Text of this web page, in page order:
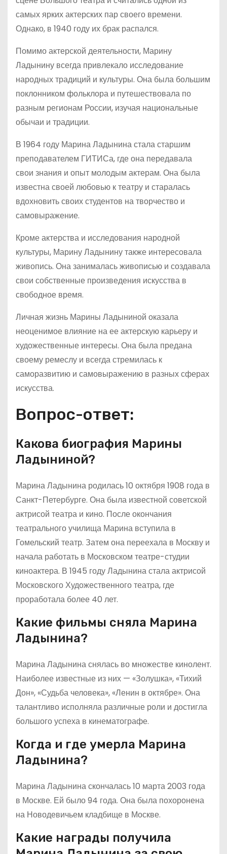
самых ярких актерских пар своего времени.
Однако, в 1940 году их брак распался.
Помимо актерской деятельности, Марину
Ладынину всегда привлекало исследование
народных традиций и культуры. Она была большим
поклонником фольклора и путешествовала по
разным регионам России, изучая национальные
обычаи и традиции.
В 1964 году Марина Ладынина стала старшим
преподавателем ГИТИСа, где она передавала
свои знания и опыт молодым актерам. Она была
известна своей любовью к театру и старалась
вдохновить своих студентов на творчество и
самовыражение.
Кроме актерства и исследования народной
культуры, Марину Ладынину также интересовала
живопись. Она занималась живописью и создавала
свои собственные произведения искусства в
свободное время.
Личная жизнь Марины Ладыниной оказала
неоценимое влияние на ее актерскую карьеру и
художественные интересы. Она была предана
своему ремеслу и всегда стремилась к
саморазвитию и самовыражению в разных сферах
искусства.
Вопрос-ответ:
Какова биография Марины
Ладыниной?
Марина Ладынина родилась 10 октября 1908 года в
Санкт-Петербурге. Она была известной советской
актрисой театра и кино. После окончания
театрального училища Марина вступила в
Гомельский театр. Затем она переехала в Москву и
начала работать в Московском театре-студии
киноактера. В 1945 году Ладынина стала актрисой
Московского Художественного театра, где
проработала более 40 лет.
Какие фильмы сняла Марина
Ладынина?
Марина Ладынина снялась во множестве кинолент.
Наиболее известные из них — «Золушка», «Тихий
Дон», «Судьба человека», «Ленин в октябре». Она
талантливо исполняла различные роли и достигла
большого успеха в кинематографе.
Когда и где умерла Марина
Ладынина?
Марина Ладынина скончалась 10 марта 2003 года
в Москве. Ей было 94 года. Она была похоронена
на Новодевичьем кладбище в Москве.
Какие награды получила